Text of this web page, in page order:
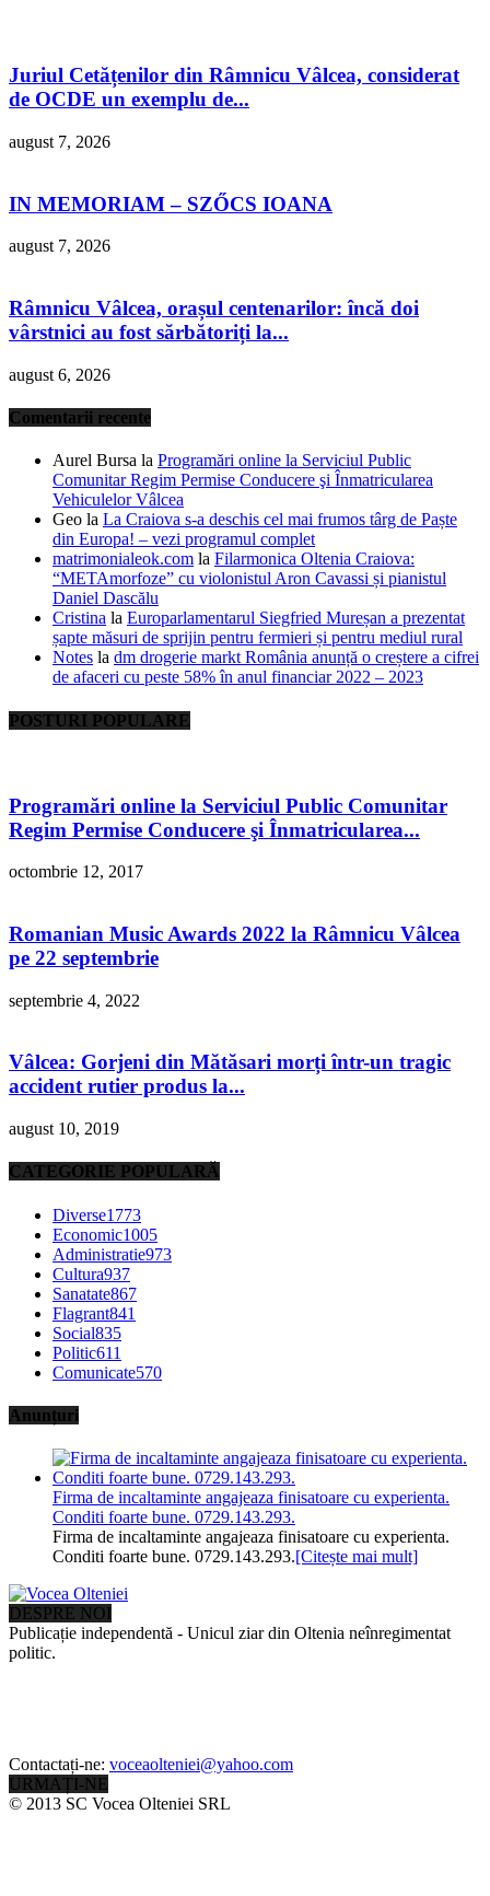
Juriul Cetățenilor din Râmnicu Vâlcea, considerat
de OCDE un exemplu de...
august 7, 2026
IN MEMORIAM – SZŐCS IOANA
august 7, 2026
Râmnicu Vâlcea, orașul centenarilor: încă doi
vârstnici au fost sărbătoriți la...
august 6, 2026
Comentarii recente
Aurel Bursa la Programări online la Serviciul Public
Comunitar Regim Permise Conducere şi Înmatricularea
Vehiculelor Vâlcea
Geo la La Craiova s-a deschis cel mai frumos târg de Paște
din Europa! – vezi programul complet
matrimonialeok.com la Filarmonica Oltenia Craiova:
“METAmorfoze” cu violonistul Aron Cavassi și pianistul
Daniel Dascălu
Cristina la Europarlamentarul Siegfried Mureșan a prezentat
șapte măsuri de sprijin pentru fermieri și pentru mediul rural
Notes la dm drogerie markt România anunță o creștere a cifrei
de afaceri cu peste 58% în anul financiar 2022 – 2023
POSTURI POPULARE
Programări online la Serviciul Public Comunitar
Regim Permise Conducere şi Înmatricularea...
octombrie 12, 2017
Romanian Music Awards 2022 la Râmnicu Vâlcea
pe 22 septembrie
septembrie 4, 2022
Vâlcea: Gorjeni din Mătăsari morți într-un tragic
accident rutier produs la...
august 10, 2019
CATEGORIE POPULARĂ
Diverse1773
Economic1005
Administratie973
Cultura937
Sanatate867
Flagrant841
Social835
Politic611
Comunicate570
Anunțuri
Firma de incaltaminte angajeaza finisatoare cu experienta.
Conditi foarte bune. 0729.143.293.
Firma de incaltaminte angajeaza finisatoare cu experienta.
Conditi foarte bune. 0729.143.293.[Citește mai mult]
DESPRE NOI
Publicație independentă - Unicul ziar din Oltenia neînregimentat
politic.
Contactați-ne: voceaolteniei@yahoo.com
URMAȚI-NE
© 2013 SC Vocea Olteniei SRL